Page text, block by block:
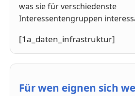
was sie für verschiedenste
Interessentengruppen
[1a_daten_infrastruktur]
Für wen eignen sich